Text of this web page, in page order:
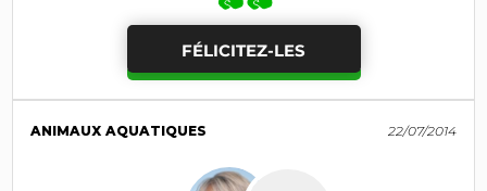
FÉLICITEZ-LES
ANIMAUX AQUATIQUES 22/07/2014